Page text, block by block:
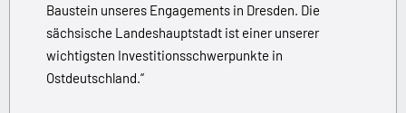
Baustein unseres Engagements in Dresden. Die
sächsische Landeshauptstadt ist einer unserer
wichtigsten Investitionsschwerpunkte in
Ostdeutschland.“